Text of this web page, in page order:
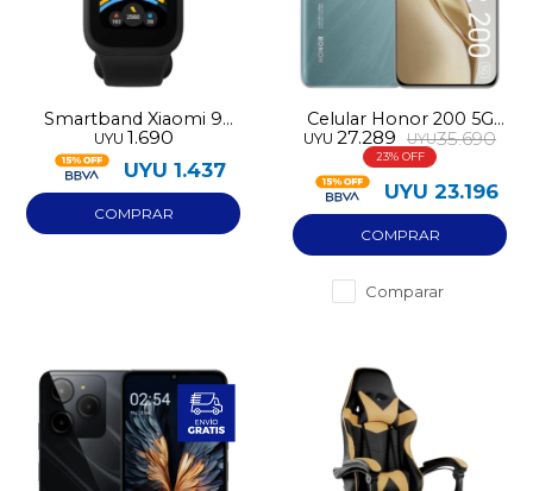
Smartband Xiaomi 9
Active
UYU 1.690
UYU 1.437
Celular Honor 200 5G
512GB
UYU 27.289 UYU35.690
23
UYU 23.196
Comparar